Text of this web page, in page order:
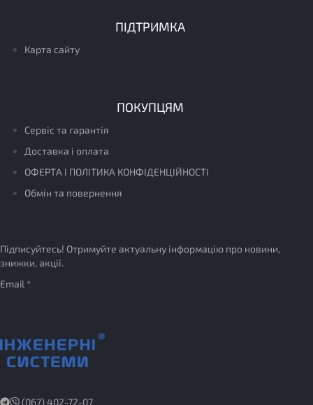
ПІДТРИМКА
Карта сайту
ПОКУПЦЯМ
Сервіс та гарантія
Доставка і оплата
ОФЕРТА І ПОЛІТИКА КОНФІДЕНЦІЙНОСТІ
Обмін та повернення
Підписуйтесь! Отримуйте актуальну інформацію про новини,
знижки, акції.
Email *
(067) 402-72-07